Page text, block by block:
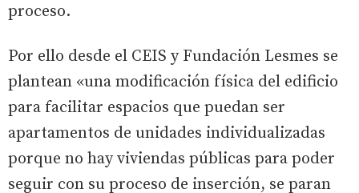
proceso.
Por ello desde el CEIS y Fundación Lesmes se
plantean «una modificación física del edificio
para facilitar espacios que puedan ser
apartamentos de unidades individualizadas
porque no hay viviendas públicas para poder
seguir con su proceso de inserción, se paran